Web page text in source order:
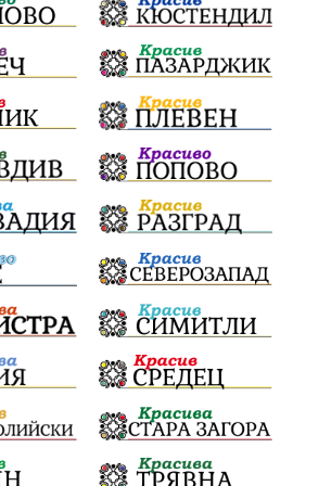
ЗаплахаЗаАрест
ЕкатеринаДафовска Тракия
КварталРечица Данъци
Асфалт
ИстинскиХляб
Запис
Микродрон
Наркотици